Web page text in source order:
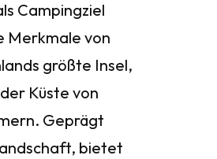
Campingziel
Merkmale von
größte Insel,
Küste von
Geprägt
bietet